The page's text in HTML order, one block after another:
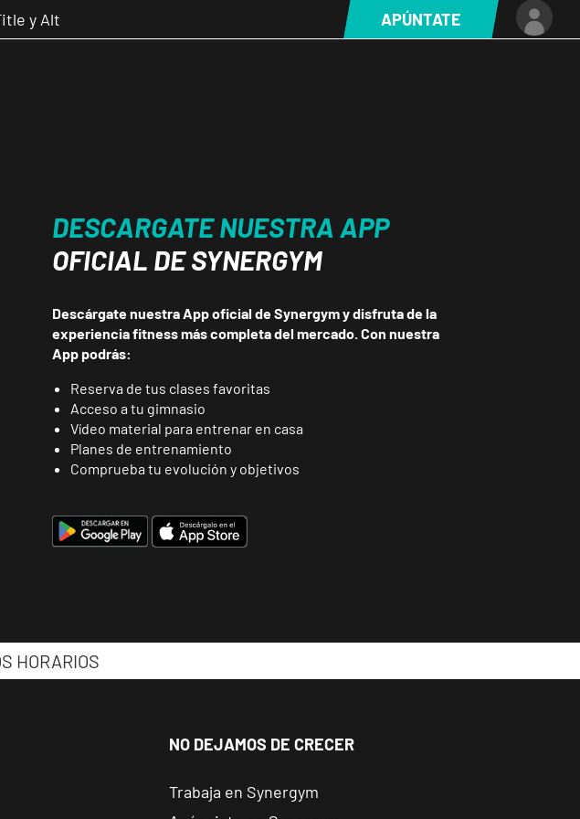
APÚNTATE
DESCARGATE NUESTRA APP
OFICIAL DE SYNERGYM
Descárgate nuestra App oficial de Synergym y disfruta de la
experiencia fitness más completa del mercado. Con nuestra
App podrás:
Reserva de tus clases favoritas
Acceso a tu gimnasio
Vídeo material para entrenar en casa
Planes de entrenamiento
Comprueba tu evolución y objetivos
HORARIOS
NO DEJAMOS DE CRECER
Trabaja en Synergym